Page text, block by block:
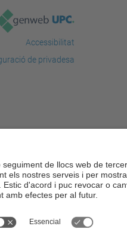
Accessibilitat
de privadesa